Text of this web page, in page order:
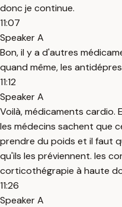
donc je continue.
11:07
Speaker A
Bon, il y a d'autres
quand même, les
11:12
Speaker A
Voilà, médicaments cardio.
les médecins sachent que
prendre du poids et il faut
qu'ils les préviennent. les
corticothégrapie à haute
11:26
Speaker A